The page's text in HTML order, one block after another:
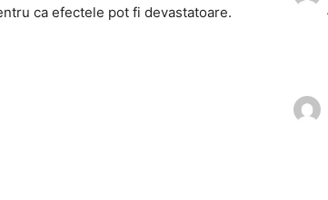
ca efectele pot fi devastatoare.